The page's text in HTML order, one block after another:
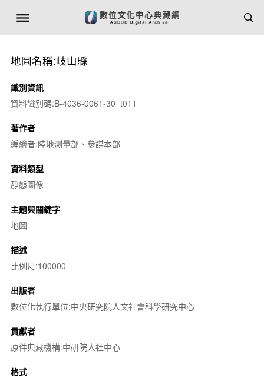
地圖名稱:岐山縣
識別資訊
資料識別碼:B-4036-0061-30_t011
著作者
編繪者:陸地測量部、參謀本部
資料類型
靜態圖像
主題與關鍵字
地圖
描述
比例尺:100000
出版者
數位化執行單位:中央研究院人文社會科學研究中心
貢獻者
原件典藏機構:中研院人社中心
格式